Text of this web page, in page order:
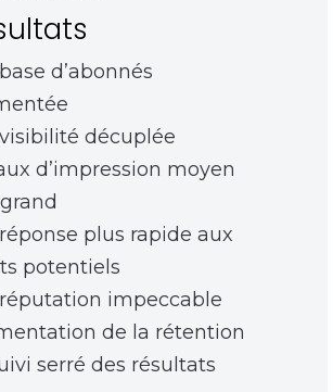
d’abonnés
décuplée
d’impression moyen
plus rapide aux
potentiels
impeccable
de la rétention
serré des résultats